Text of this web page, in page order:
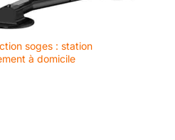
soges : station
à domicile